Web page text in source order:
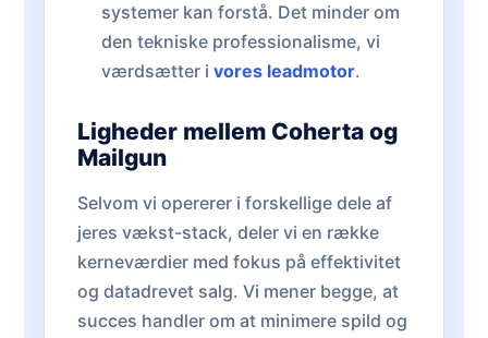
systemer kan forstå. Det minder om
den tekniske professionalisme, vi
værdsætter i vores leadmotor.
Ligheder mellem Coherta og
Mailgun
Selvom vi opererer i forskellige dele af
jeres vækst-stack, deler vi en række
kerneværdier med fokus på effektivitet
og datadrevet salg. Vi mener begge, at
succes handler om at minimere spild og